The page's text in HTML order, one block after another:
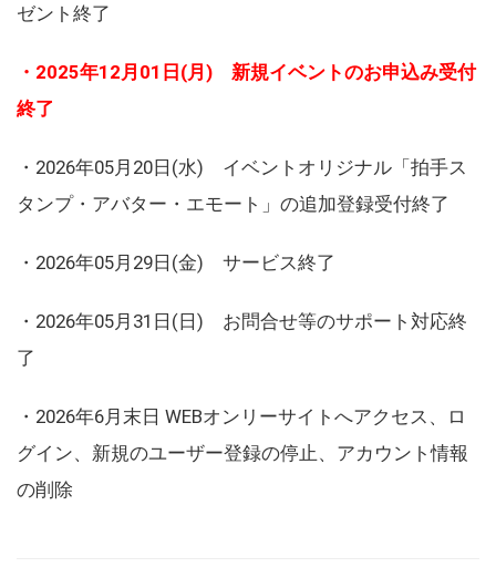
ゼント終了
・2025年12月01日(月) 新規イベントのお申込み受付
終了
・2026年05月20日(水) イベントオリジナル「拍手ス
タンプ・アバター・エモート」の追加登録受付終了
・2026年05月29日(金) サービス終了
・2026年05月31日(日) お問合せ等のサポート対応終
了
・2026年6月末日 WEBオンリーサイトへアクセス、ロ
グイン、新規のユーザー登録の停止、アカウント情報
の削除